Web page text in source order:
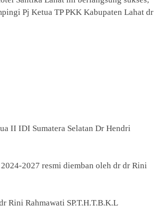
Pj Ketua TP PKK Kabupaten Lahat dr
II IDI Sumatera Selatan Dr Hendri
2027 resmi diemban oleh dr dr Rini
Rini Rahmawati SP.T.H.T.B.K.L